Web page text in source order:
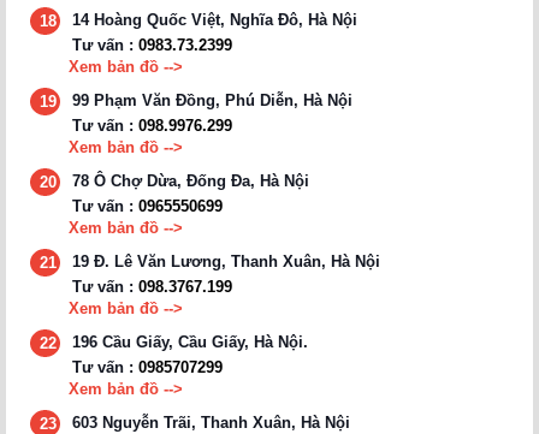
18
14 Hoàng Quốc Việt, Nghĩa Đô, Hà Nội
Tư vấn : 0983.73.2399
Xem bản đồ -->
19
99 Phạm Văn Đồng, Phú Diễn, Hà Nội
Tư vấn : 098.9976.299
Xem bản đồ -->
20
78 Ô Chợ Dừa, Đống Đa, Hà Nội
Tư vấn : 0965550699
Xem bản đồ -->
21
19 Đ. Lê Văn Lương, Thanh Xuân, Hà Nội
Tư vấn : 098.3767.199
Xem bản đồ -->
22
196 Cầu Giấy, Cầu Giấy, Hà Nội.
Tư vấn : 0985707299
Xem bản đồ -->
23
603 Nguyễn Trãi, Thanh Xuân, Hà Nội